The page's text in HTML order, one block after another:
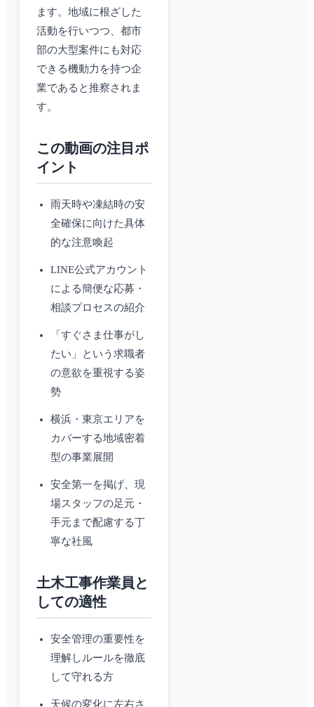
ます。地域に根ざした
活動を行いつつ、都市
部の大型案件にも対応
できる機動力を持つ企
業であると推察されま
す。
この動画の注目ポ
イント
雨天時や凍結時の安
全確保に向けた具体
的な注意喚起
LINE公式アカウント
による簡便な応募・
相談プロセスの紹介
「すぐさま仕事がし
たい」という求職者
の意欲を重視する姿
勢
横浜・東京エリアを
カバーする地域密着
型の事業展開
安全第一を掲げ、現
場スタッフの足元・
手元まで配慮する丁
寧な社風
土木工事作業員と
しての適性
安全管理の重要性を
理解しルールを徹底
して守れる方
天候の変化に左右さ